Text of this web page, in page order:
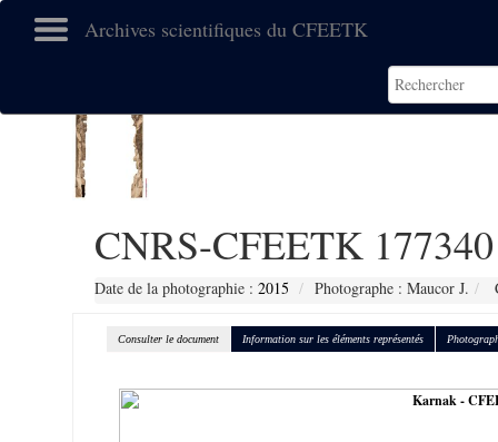
Archives scientifiques du CFEETK
CNRS-CFEETK 177340
Date de la photographie : 2015 Photographe : Maucor J.
Consulter le document Information sur les éléments représentés